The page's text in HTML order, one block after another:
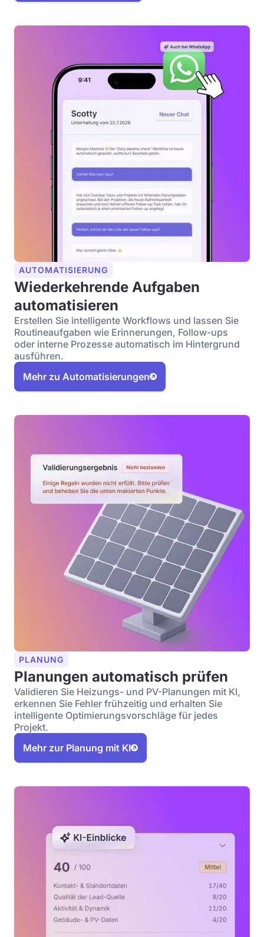
AUTOMATISIERUNG
Wiederkehrende Aufgaben
automatisieren
Erstellen Sie intelligente Workflows und lassen Sie
Routineaufgaben wie Erinnerungen, Follow-ups
oder interne Prozesse automatisch im Hintergrund
ausführen.
Mehr zu Automatisierungen
PLANUNG
Planungen automatisch prüfen
Validieren Sie Heizungs- und PV-Planungen mit KI,
erkennen Sie Fehler frühzeitig und erhalten Sie
intelligente Optimierungsvorschläge für jedes
Projekt.
Mehr zur Planung mit KI